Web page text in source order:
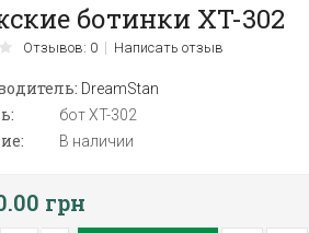
ботинки XT-302
Отзывов: 0 Написать отзыв
DreamStan
бот XT-302
В наличии
грн